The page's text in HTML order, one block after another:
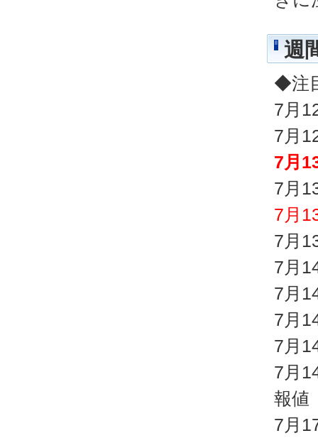
週
◆注
7月
7月
7月
7月
7月
7月
7月
7月
7月
7月
7月
報値
7月